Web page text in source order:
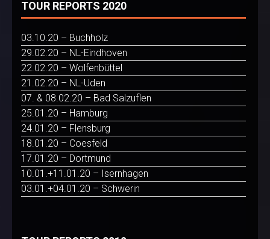
TOUR REPORTS 2020
03.10.20 – Buchholz
29.02.20 – NL-Eindhoven
22.02.20 – Wolfenbüttel
21.02.20 – NL-Uden
07. & 08.02.20 – Bad Salzuflen
25.01.20 – Hamburg
24.01.20 – Flensburg
18.01.20 – Coesfeld
17.01.20 – Dortmund
10.01.+11.01.20 – Isernhagen
03.01.+04.01.20 – Schwerin